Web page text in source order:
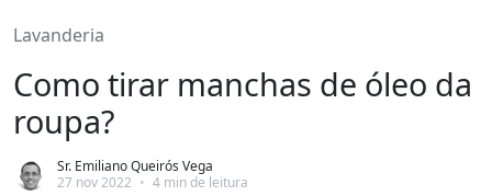
Lavanderia
Como tirar manchas de óleo da
roupa?
Sr. Emiliano Queirós Vega
27 nov 2022 • 4 min de leitura